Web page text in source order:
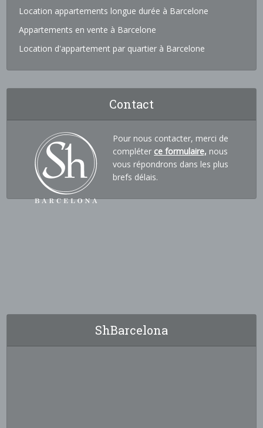
Location appartements longue durée à Barcelone
Appartements en vente à Barcelone
Location d'appartement par quartier à Barcelone
Contact
Pour nous contacter, merci de
compléter ce formulaire, nous
vous répondrons dans les plus
brefs délais.
ShBarcelona